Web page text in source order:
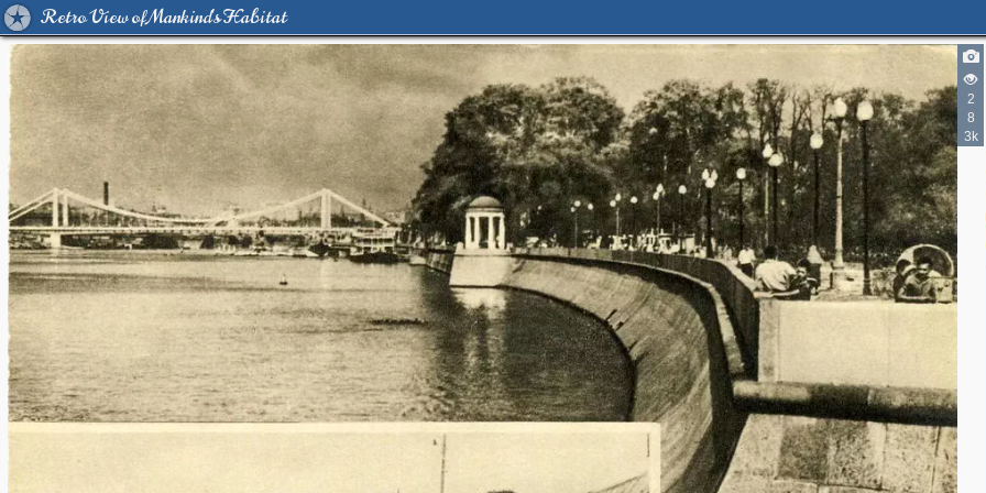
Retro View of Mankind's Habitat
2
8
3k
2